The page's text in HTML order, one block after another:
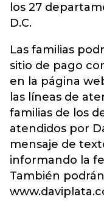
los 27
D.C.
Las familias
sitio de pago
en la página
las líneas de
familias de los
atendidos por
mensaje de
informando la
También